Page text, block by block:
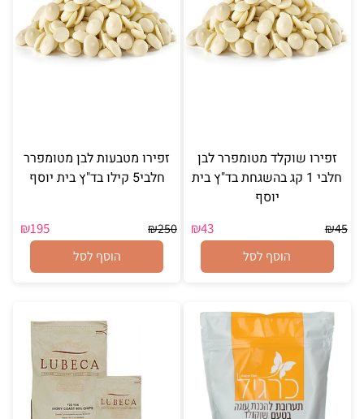
זפירו שוקלד מטומפרר לבן
חלבי 1 קג בהשגחת בד"ץ בית
יוסף
₪45
₪43
הוסף לסל
זפירו מטבעות לבן מטומפרר
חלבי5 קילו בד"ץ בית יוסף
₪250
₪195
הוסף לסל